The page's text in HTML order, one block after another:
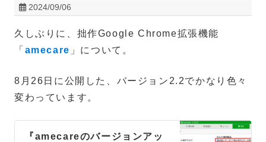
2024/09/06
久しぶりに、拙作Google Chrome拡張機能
「 amecare 」について。
8月26日に公開した、バージョン2.2でかなり色々
変わっています。
『amecareのバージョンアッ